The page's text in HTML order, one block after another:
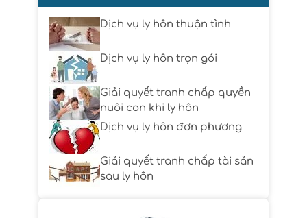
Dịch vụ ly hôn thuận tình
Dịch vụ ly hôn trọn gói
Giải quyết tranh chấp quyền
nuôi con khi ly hôn
Dịch vụ ly hôn đơn phương
Giải quyết tranh chấp tài sản
sau ly hôn